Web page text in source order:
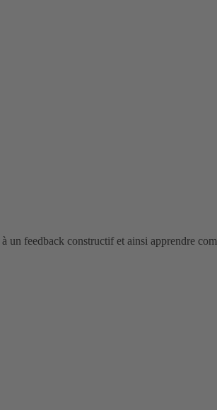
un feedback constructif et ainsi apprendre